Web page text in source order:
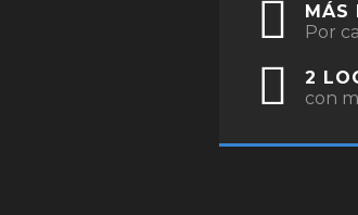
MÁS
Por
2
con